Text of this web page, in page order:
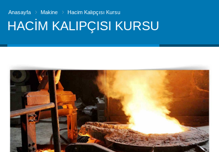
Anasayfa Makine Hacim Kalıpçısı Kursu
HACIM KALIPÇISI KURSU